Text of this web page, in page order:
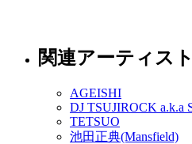
関連アーティスト
AGEISHI
DJ TSUJIROCK a.k.a
TETSUO
池田正典(Mansfield)